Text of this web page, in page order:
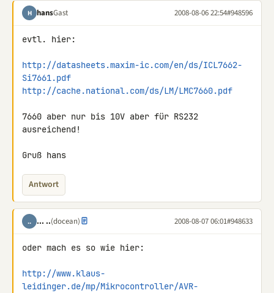
H hansGast 2008-08-06 22:54#948596
evtl. hier:
http://datasheets.maxim-ic.com/en/ds/ICL7662-
Si7661.pdf
http://cache.national.com/ds/LM/LMC7660.pdf
7660 aber nur bis 10V aber für RS232
ausreichend!
Gruß hans
Antwort
.. ... ..(docean) 2008-08-07 06:01#948633
oder mach es so wie hier:
http://www.klaus-
leidinger.de/mp/Mikrocontroller/AVR-